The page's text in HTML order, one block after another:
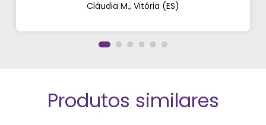
produtos são exatamente como mostram nos
perfumes!”
Cláudia M., Vitória (ES)
Produtos similares